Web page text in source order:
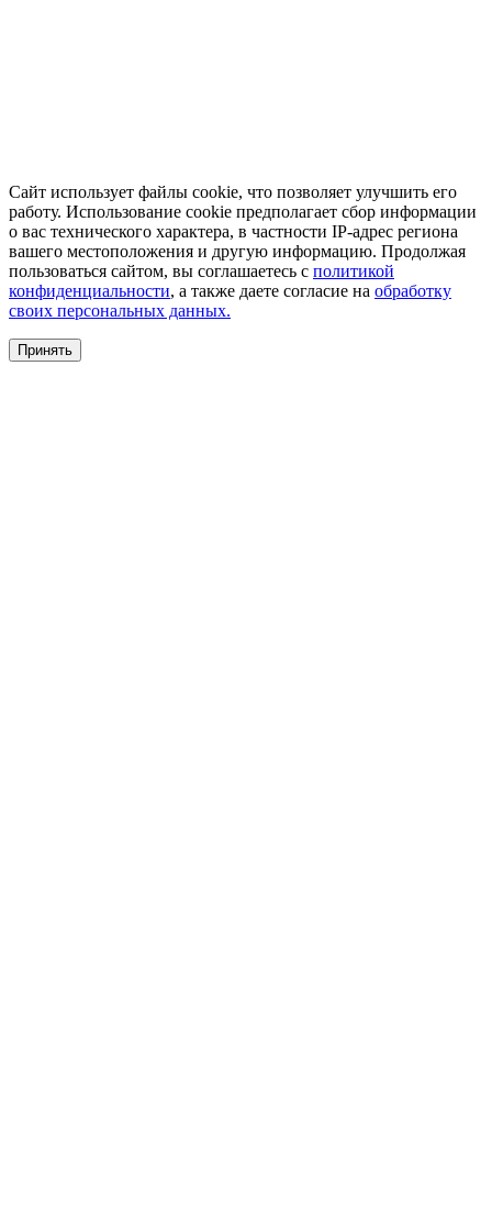
Сайт использует файлы cookie, что позволяет улучшить его
работу. Использование cookie предполагает сбор информации
о вас технического характера, в частности IP-адрес региона
вашего местоположения и другую информацию. Продолжая
пользоваться сайтом, вы соглашаетесь с политикой
конфиденциальности, а также даете согласие на обработку
своих персональных данных.
Принять